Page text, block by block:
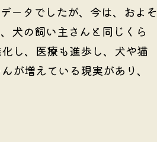
ータでしたが、今は、およそ
犬の飼い主さんと同じくら
し、医療も進歩し、犬や猫
が増えている現実があり、